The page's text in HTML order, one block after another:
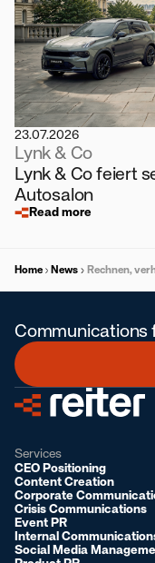
23.07.2026
Lynk & Co
Lynk & Co feiert
Autosalon
Read more
Home News
Communications
Services
CEO Positioning
Content Creation
Corporate
Crisis Communications
Event PR
Internal
Social Media